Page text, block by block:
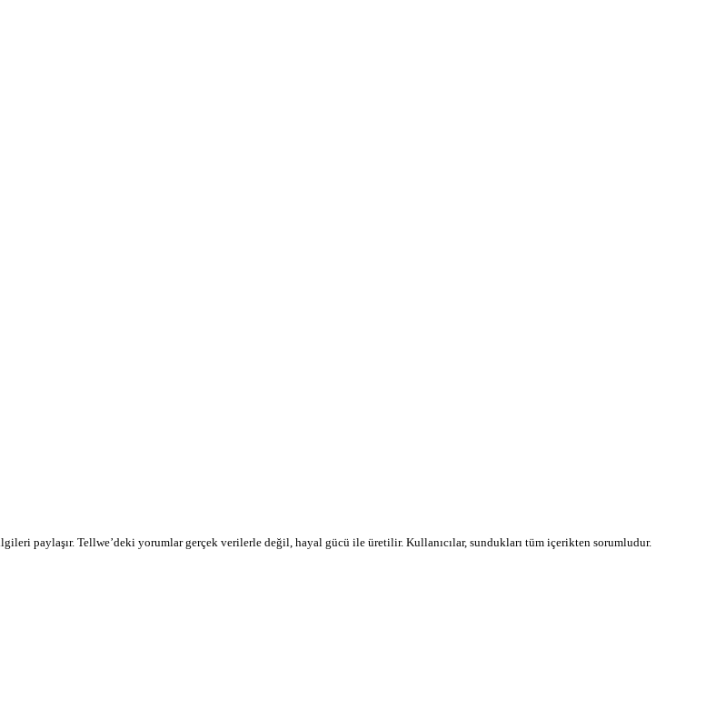
paylaşır. Tellwe’deki yorumlar gerçek verilerle değil, hayal gücü ile üretilir. Kullanıcılar, sundukları tüm içerikten sorumludur.